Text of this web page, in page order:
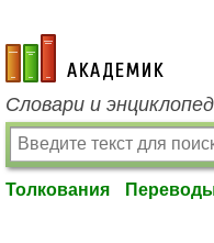
academic.ru
Словари и
Толкования